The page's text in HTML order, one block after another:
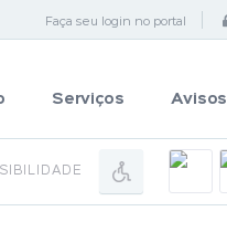
Faça seu login no portal
Serviços Avisos